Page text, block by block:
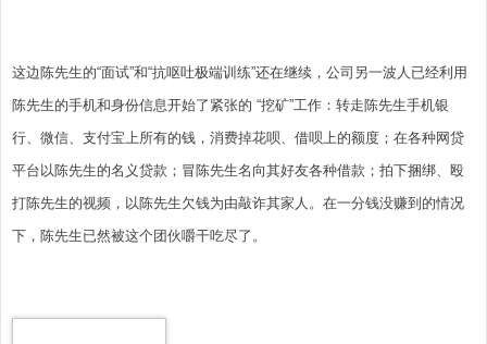
这边陈先生的“面试”和“抗呕吐极端训练”还在继续，公司另一波人已经利用
陈先生的手机和身份信息开始了紧张的 “挖矿”工作：转走陈先生手机银
行、微信、支付宝上所有的钱，消费掉花呗、借呗上的额度；在各种网贷
平台以陈先生的名义贷款；冒陈先生名向其好友各种借款；拍下捆绑、殴
打陈先生的视频，以陈先生欠钱为由敲诈其家人。在一分钱没赚到的情况
下，陈先生已然被这个团伙嚼干吃尽了。